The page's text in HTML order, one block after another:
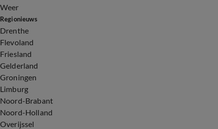
Weer
Regionieuws
Drenthe
Flevoland
Friesland
Gelderland
Groningen
Limburg
Noord-Brabant
Noord-Holland
Overijssel